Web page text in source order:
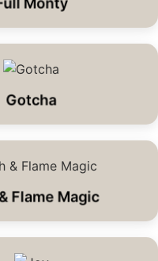
Gotcha
Flame Magic